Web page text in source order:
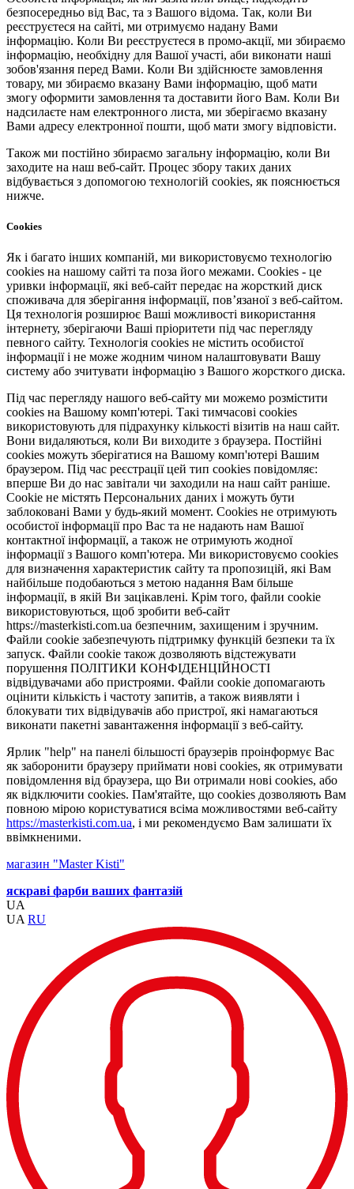
безпосередньо від Вас, та з Вашого відома. Так, коли Ви
реєструєтеся на сайті, ми отримуємо надану Вами
інформацію. Коли Ви реєструєтеся в промо-акції, ми збираємо
інформацію, необхідну для Вашої участі, аби виконати наші
зобов'язання перед Вами. Коли Ви здійснюєте замовлення
товару, ми збираємо вказану Вами інформацію, щоб мати
змогу оформити замовлення та доставити його Вам. Коли Ви
надсилаєте нам електронного листа, ми зберігаємо вказану
Вами адресу електронної пошти, щоб мати змогу відповісти.
Також ми постійно збираємо загальну інформацію, коли Ви
заходите на наш веб-сайт. Процес збору таких даних
відбувається з допомогою технологій cookies, як пояснюється
нижче.
Cookies
Як і багато інших компаній, ми використовуємо технологію
cookies на нашому сайті та поза його межами. Cookies - це
уривки інформації, які веб-сайт передає на жорсткий диск
споживача для зберігання інформації, пов’язаної з веб-сайтом.
Ця технологія розширює Ваші можливості використання
інтернету, зберігаючи Ваші пріоритети під час перегляду
певного сайту. Технологія cookies не містить особистої
інформації і не може жодним чином налаштовувати Вашу
систему або зчитувати інформацію з Вашого жорсткого диска.
Під час перегляду нашого веб-сайту ми можемо розмістити
cookies на Вашому комп'ютері. Такі тимчасові cookies
використовують для підрахунку кількості візитів на наш сайт.
Вони видаляються, коли Ви виходите з браузера. Постійні
cookies можуть зберігатися на Вашому комп'ютері Вашим
браузером. Під час реєстрації цей тип cookies повідомляє:
вперше Ви до нас завітали чи заходили на наш сайт раніше.
Cookie не містять Персональних даних і можуть бути
заблоковані Вами у будь-який момент. Сookies не отримують
особистої інформації про Вас та не надають нам Вашої
контактної інформації, а також не отримують жодної
інформації з Вашого комп'ютера. Ми використовуємо cookies
для визначення характеристик сайту та пропозицій, які Вам
найбільше подобаються з метою надання Вам більше
інформації, в якій Ви зацікавлені. Крім того, файли cookie
використовуються, щоб зробити веб-сайт
https://masterkisti.com.ua безпечним, захищеним і зручним.
Файли cookie забезпечують підтримку функцій безпеки та їх
запуск. Файли cookie також дозволяють відстежувати
порушення ПОЛІТИКИ КОНФІДЕНЦІЙНОСТІ
відвідувачами або пристроями. Файли cookie допомагають
оцінити кількість і частоту запитів, а також виявляти і
блокувати тих відвідувачів або пристрої, які намагаються
виконати пакетні завантаження інформації з веб-сайту.
Ярлик "help" на панелі більшості браузерів проінформує Вас
як заборонити браузеру приймати нові cookies, як отримувати
повідомлення від браузера, що Ви отримали нові cookies, або
як відключити cookies. Пам'ятайте, що cookies дозволяють Вам
повною мірою користуватися всіма можливостями веб-сайту
https://masterkisti.com.ua, і ми рекомендуємо Вам залишати їх
ввімкненими.
магазин "Master Kisti"
яскраві фарби ваших фантазій
UA
UA RU